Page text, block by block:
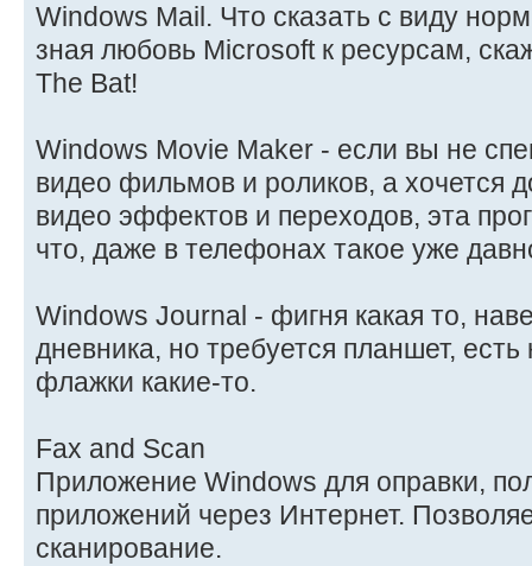
Windows Mail. Что сказать с виду
зная любовь Microsoft к ресурсам,
The Bat!
Windows Movie Maker - если вы не
видео фильмов и роликов, а хочется
видео эффектов и переходов, эта
что, даже в телефонах такое уже
Windows Journal - фигня какая то,
дневника, но требуется планшет,
флажки какие-то.
Fax and Scan
Приложение Windows для оправки,
приложений через Интернет.
сканирование.